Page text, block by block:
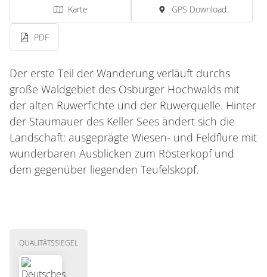
Karte GPS Download
PDF
Der erste Teil der Wanderung verläuft durchs
große Waldgebiet des Osburger Hochwalds mit
der alten Ruwerfichte und der Ruwerquelle. Hinter
der Staumauer des Keller Sees ändert sich die
Landschaft: ausgeprägte Wiesen- und Feldflure mit
wunderbaren Ausblicken zum Rösterkopf und
dem gegenüber liegenden Teufelskopf.
QUALITÄTSSIEGEL